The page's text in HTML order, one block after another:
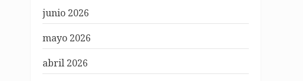
junio 2026
mayo 2026
abril 2026